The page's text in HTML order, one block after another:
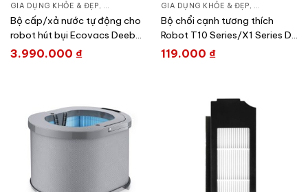
GIA DỤNG KHỎE & ĐẸP, CHĂM SÓC NHÀ CỬA, HÚT BỤI – ROBOT HÚT BỤI
Bộ cấp/xả nước tự động cho
robot hút bụi Ecovacs Deebot
T30 Pro Omni FM2321
3.990.000 ₫
GIA DỤNG KHỎE & ĐẸP, CHĂM SÓC
Bộ chổi cạnh tương thích
Robot T10 Series/X1 Series D-
SB04-0007
119.000 ₫